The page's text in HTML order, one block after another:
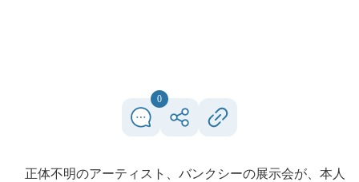
0
正体不明のアーティスト、バンクシーの展示会が、本人